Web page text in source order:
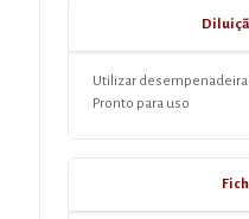
Utilizar
Pronto para uso